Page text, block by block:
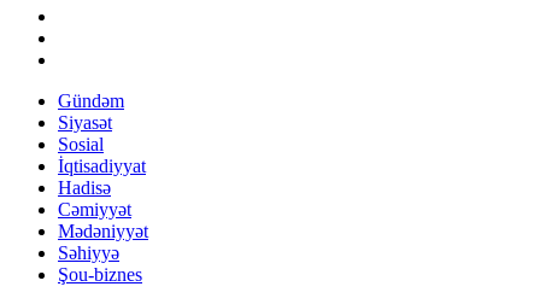
Gündəm
Siyasət
Sosial
İqtisadiyyat
Hadisə
Cəmiyyət
Mədəniyyət
Səhiyyə
Şou-biznes